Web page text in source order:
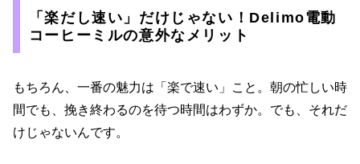
「楽だし速い」だけじゃない！Delimo電動
コーヒーミルの意外なメリット
もちろん、一番の魅力は「楽で速い」こと。朝の忙しい時
間でも、挽き終わるのを待つ時間はわずか。でも、それだ
けじゃないんです。